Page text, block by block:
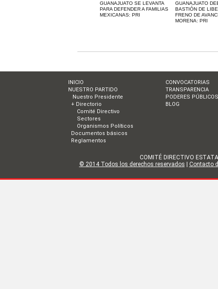
GUANAJUATO SE LEVANTA
PARA DEFENDER A FAMILIAS
MEXICANAS: PRI
GUANAJUATO
BASTIÓN DE
FRENO DE
MORENA: PRI
INICIO
NUESTRO PARTIDO
Nuestro Presidente
+ Directorio
Comité Directivo
Sectores
Organismos Políticos
Documentos básicos
Reglamentos
CONVOCATORIAS
TRANSPARENCIA
PODERES PÚBLICOS
BLOG
COMITÉ DIRECTIVO
© 2014 Todos los derechos reservados
Contacto